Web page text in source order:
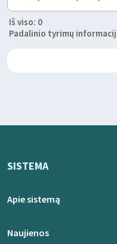
Iš viso: 0
Padalinio tyrimų
SISTEMA
Apie sistemą
Naujienos